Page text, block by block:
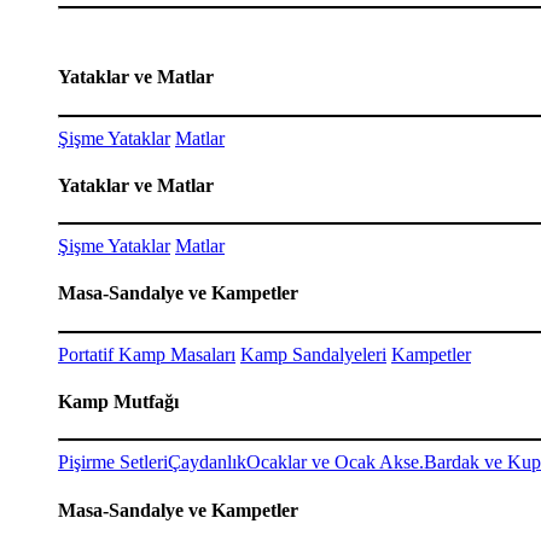
Yataklar ve Matlar
Şişme Yataklar Matlar
Yataklar ve Matlar
Şişme Yataklar Matlar
Masa-Sandalye ve Kampetler
Portatif Kamp Masaları Kamp Sandalyeleri Kampetler
Kamp Mutfağı
Pişirme SetleriÇaydanlıkOcaklar ve Ocak Akse.Bardak ve
Masa-Sandalye ve Kampetler